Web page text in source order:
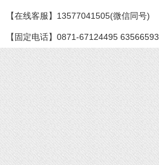
【在线客服】13577041505(微信同号)
【固定电话】0871-67124495 63566593